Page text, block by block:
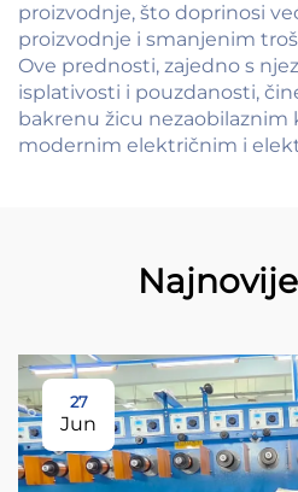
proizvodnje, što doprinosi
proizvodnje i smanjenim
Ove prednosti, zajedno s
isplativosti i pouzdanosti,
bakrenu žicu
modernim električnim i
27
Jun